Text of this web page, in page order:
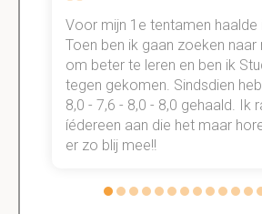
Voor mijn 1e tentamen haalde
Toen ben ik gaan zoeken naar
om beter te leren en ben ik
tegen gekomen. Sindsdien
8,0 - 7,6 - 8,0 - 8,0 gehaald. Ik
íédereen aan die het maar
er zo blij mee!!